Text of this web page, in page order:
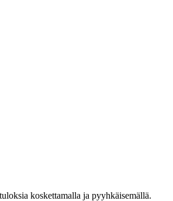
koskettamalla ja pyyhkäisemällä.